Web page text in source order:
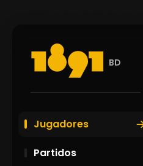
BD
Jugadores
Partidos